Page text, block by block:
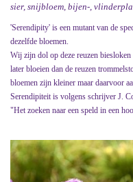
sier, snijbloem, bijen-,
'Serendipity' is een mutant van de
dezelfde bloemen.
Wij zijn dol op deze reuzen
later bloeien dan de reuzen
bloemen zijn kleiner maar daarvoor
Serendipiteit is volgens schrijver J.
"Het zoeken naar een speld in een